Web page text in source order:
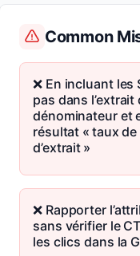
Common
❌ En incluant les
pas dans l’extrait
dénominateur et
résultat « taux
d’extrait »
❌ Rapporter
sans vérifier le
les clics dans la